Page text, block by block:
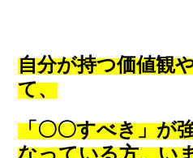
自分が持つ価値観
て、
「〇〇すべき」が
なっている方、い